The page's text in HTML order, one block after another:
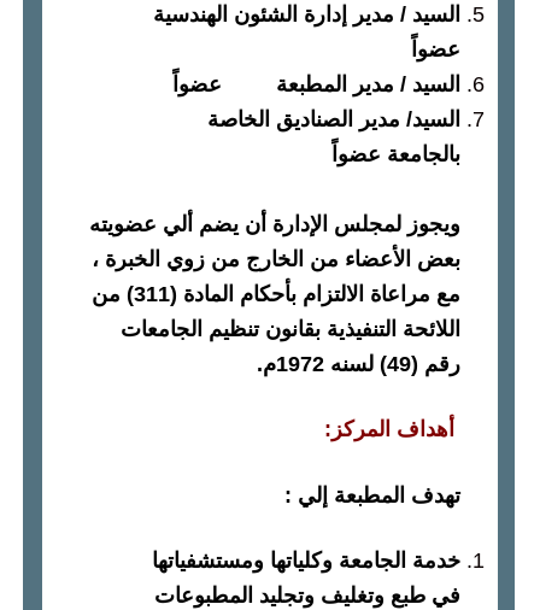
السيد/ مدير إدارة الشئون الهندسية
السيد/ مدير المطبعة عضواً
السيد/ مدير الصناديق الخاصة
بالجامعة عضواً
ويجوز لمجلس الإدارة أن يضم ألي عضويته
بعض الأعضاء من الخارج من زوي الخبرة ،
مع مراعاة الالتزام بأحكام المادة
من
اللائحة التنفيذية بقانون تنظيم الجامعات
لسنه1972م .
أهداف المركز :
تهدف المطبعة إلي:
خدمة الجامعة وكلياتها ومستشفياتها
في طبع وتغليف وتجليد المطبوعات